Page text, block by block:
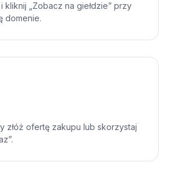
kliknij „Zobacz na giełdzie” przy
domenie.
złóż ofertę zakupu lub skorzystaj